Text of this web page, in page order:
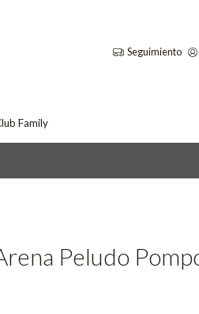
Seguimiento
Family
Peludo